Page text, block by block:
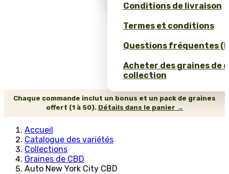
Conditions de livraison
Termes et conditions
Questions fréquentes
Acheter des graines de
collection
Chaque commande inclut un bonus et un pack de graines
offert (1 à 50). Détails dans le panier →
Accueil
Catalogue des variétés
Collections
Graines de CBD
Auto New York City CBD